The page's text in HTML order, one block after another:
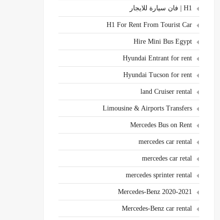
H1 | فان سيارة للايجار
H1 For Rent From Tourist Car
Hire Mini Bus Egypt
Hyundai Entrant for rent
Hyundai Tucson for rent
land Cruiser rental
Limousine & Airports Transfers
Mercedes Bus on Rent
mercedes car rental
mercedes car retal
mercedes sprinter rental
Mercedes-Benz 2020-2021
Mercedes-Benz car rental